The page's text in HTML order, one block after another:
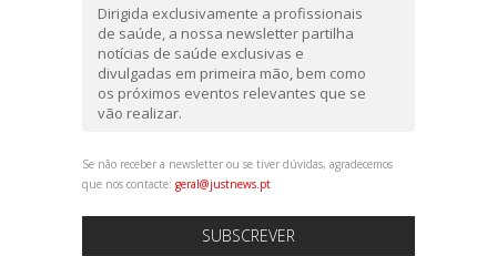
Dirigida exclusivamente a profissionais
de saúde, a nossa newsletter partilha
notícias de saúde exclusivas e
divulgadas em primeira mão, bem como
os próximos eventos relevantes que se
vão realizar.
Se não receber a newsletter ou se tiver dúvidas, agradecemos
que nos contacte: geral@justnews.pt
SUBSCREVER